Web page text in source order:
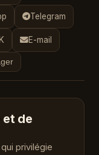
Telegram
E-mail
et de
privilégie